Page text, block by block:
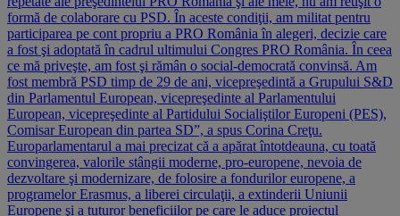
formă de colaborare cu PSD. În aceste condiţii, am militat pentru
participarea pe cont propriu a PRO România în alegeri, decizie care
a fost şi adoptată în cadrul ultimului Congres PRO România. În ceea
ce mă priveşte, am fost şi rămân o social-democrată convinsă. Am
fost membră PSD timp de 29 de ani, vicepreşedintă a Grupului S&D
din Parlamentul European, vicepreşedinte al Parlamentului
European, vicepreşedinte al Partidului Socialiştilor Europeni (PES),
Comisar European din partea SD”, a spus Corina Creţu.
Europarlamentarul a mai precizat că a apărat întotdeauna, cu toată
convingerea, valorile stângii moderne, pro-europene, nevoia de
dezvoltare şi modernizare, de folosire a fondurilor europene, a
programelor Erasmus, a liberei circulaţii, a extinderii Uniunii
Europene şi a tuturor beneficiilor pe care le aduce proiectul